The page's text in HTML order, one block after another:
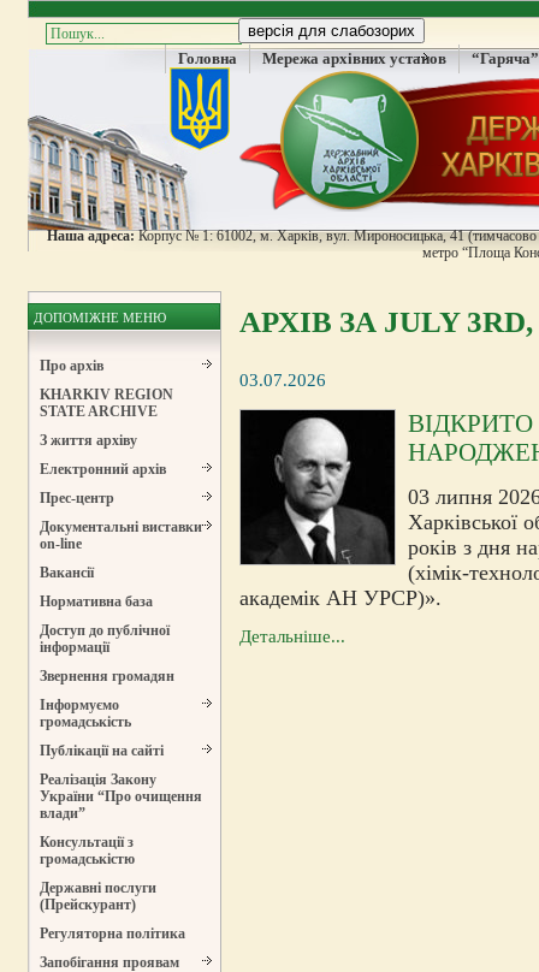
Головна Мережа архівних установ
Наша адреса:Корпус № 1: 61002, м. Харків, вул. Мироносицька, 41
метро “Площа
ДОПОМІЖНЕ МЕНЮ
Про архів
KHARKIV REGION
STATE ARCHIVE
З життя архіву
Електронний архів
Прес-центр
Документальні виставки
on-line
Вакансії
Нормативна база
Доступ до публічної
інформації
Звернення громадян
Інформуємо
громадськість
Публікації на сайті
Реалізація Закону
України “Про очищення
влади”
Консультації з
громадськістю
Державні послуги
(Прейскурант)
Регуляторна політика
Запобігання проявам
АРХІВ ЗА JULY 3RD,
03.07.2026
03 липня
Харківської
років з дня
(хімік-
академік АН УРСР)».
Детальніше...